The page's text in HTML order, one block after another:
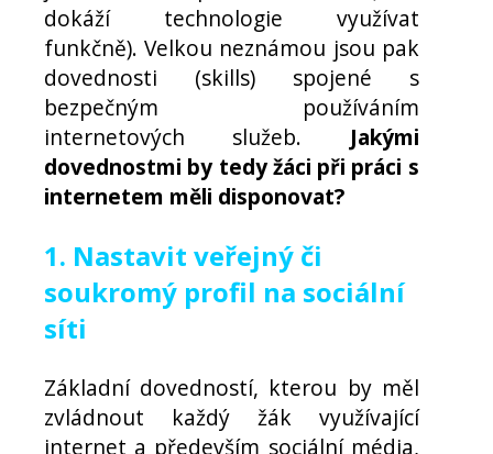
dokáží technologie využívat
funkčně). Velkou neznámou jsou pak
dovednosti (skills) spojené s
bezpečným používáním
internetových služeb. Jakými
dovednostmi by tedy žáci při práci s
internetem měli disponovat?
1. Nastavit veřejný či
soukromý profil na sociální
síti
Základní dovedností, kterou by měl
zvládnout každý žák využívající
internet a především sociální média,